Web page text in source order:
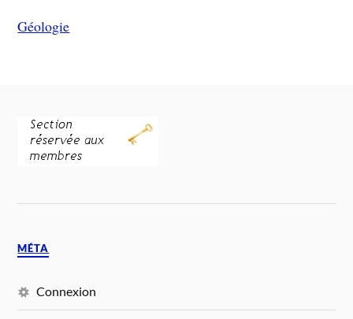
Géologie
MÉTA
Connexion